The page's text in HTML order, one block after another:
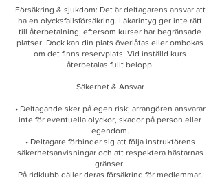
Försäkring & sjukdom: Det är deltagarens ansvar att
ha en olycksfallsförsäkring. Läkarintyg ger inte rätt
till återbetalning, eftersom kurser har begränsade
platser. Dock kan din plats överlåtas eller ombokas
om det finns reservplats. Vid inställd kurs
återbetalas fullt belopp.
Säkerhet & Ansvar
• Deltagande sker på egen risk; arrangören ansvarar
inte för eventuella olyckor, skador på person eller
egendom.
• Deltagare förbinder sig att följa instruktörens
säkerhetsanvisningar och att respektera hästarnas
gränser.
På ridklubb gäller deras försäkring för medlemmar.